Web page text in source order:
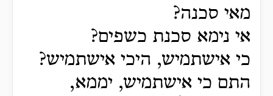
מאי סכנה?
אי נימא סכנת כשפים?
כי אישתמיש, היכי אישתמיש?
התם כי אישתמיש, יממא,